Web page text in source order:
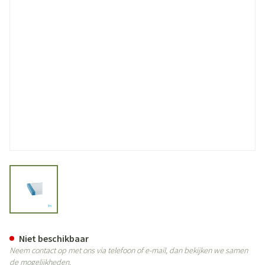
Niet beschikbaar
Neem contact op met ons via telefoon of e-mail, dan bekijken we samen
de mogelijkheden.